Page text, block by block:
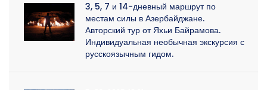
3, 5, 7 и 14-дневный маршрут по
местам силы в Азербайджане.
Авторский тур от Яхьи Байрамова.
Индивидуальная необычная экскурсия с
русскоязычным гидом.